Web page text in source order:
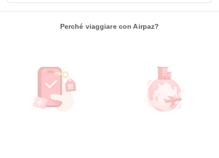
Perché viaggiare con Airpaz?